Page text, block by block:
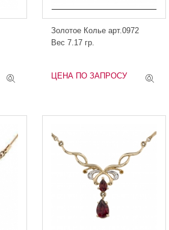
Золотое Колье арт.0972
Вес 7.17 гр.
ЦЕНА ПО ЗАПРОСУ